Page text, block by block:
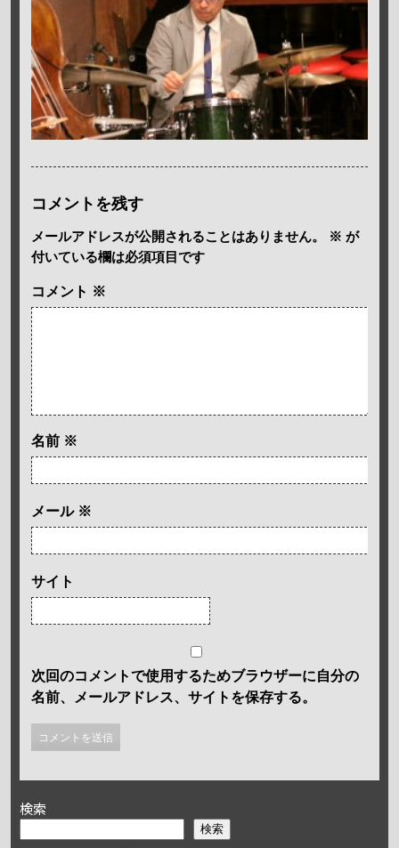
コメントを残す
メールアドレスが公開されることはありません。 ※ が
付いている欄は必須項目です
コメント ※
名前 ※
メール ※
サイト
次回のコメントで使用するためブラウザーに自分の
名前、メールアドレス、サイトを保存する。
検索
検索